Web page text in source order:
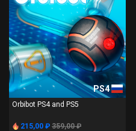
PS4
Orbibot PS4 and PS5
215,00 ₽ 359,00 ₽